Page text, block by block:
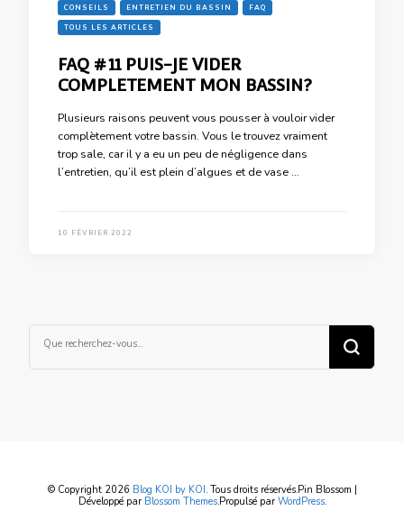
CONSEILS ENTRETIEN DU BASSIN
FAQ
TOUS LES ARTICLES
FAQ #11 PUIS-JE VIDER
COMPLETEMENT MON BASSIN?
Plusieurs raisons peuvent vous pousser à vouloir vider
complètement votre bassin. Vous le trouvez vraiment
trop sale, car il y a eu un peu de négligence dans
l’entretien, qu’il est plein d’algues et de vase …
10 FÉVRIER 2022
recherchiez
quelque
© Copyright 2026 Blog KOI by KOI. Tous droits réservés.Pin Blossom |
Développé par Blossom Themes.Propulsé par WordPress.